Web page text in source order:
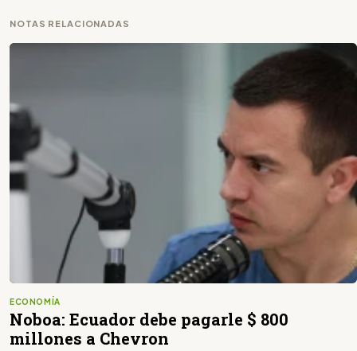
NOTAS RELACIONADAS
ECONOMÍA
Noboa: Ecuador debe pagarle $ 800
millones a Chevron